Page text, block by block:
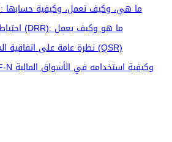
درجات المخاطر (RG): ما هي، وكيف تعمل، وكيفية حسابها
احتياطي استرداد السندات (DRR): ما هو وكيف يعمل
نظرة عامة على اتفاقية الممثل الخاص المؤهل (QSR)